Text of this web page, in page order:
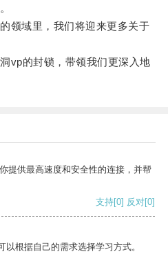
域里，我们将迎来更多关于
的封锁，带领我们更深入地
提供最高速度和安全性的连接，并帮
支持[0] 反对[0]
根据自己的需求选择学习方式。